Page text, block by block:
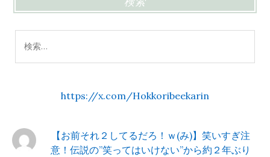
索:
https://x.com/Hokkoribeekarin
【お前それ２してるだろ！ｗ(み)】笑いすぎ注
意！伝説の”笑ってはいけない”から約２年ぶり